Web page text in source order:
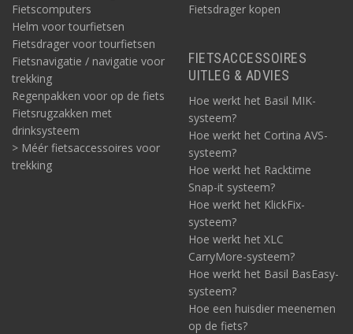
Fietscomputers
Helm voor tourfietsen
Fietsdrager voor tourfietsen
Fietsnavigatie / navigatie voor
trekking
Regenpakken voor op de fiets
Fietsrugzakken met
drinksysteem
> Méér fietsaccessoires voor
trekking
Fietsdrager kopen
FIETSACCESSOIRES
UITLEG & ADVIES
Hoe werkt het Basil MIK-
systeem?
Hoe werkt het Cortina AVS-
systeem?
Hoe werkt het Racktime
Snap-it systeem?
Hoe werkt het KlickFix-
systeem?
Hoe werkt het XLC
CarryMore-systeem?
Hoe werkt het Basil BasEasy-
systeem?
Hoe een huisdier meenemen
op de fiets?